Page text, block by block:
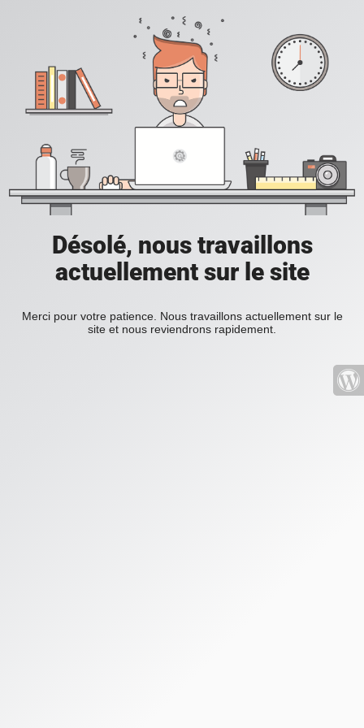
Désolé, nous travaillons
actuellement sur le site
Merci pour votre patience. Nous travaillons actuellement sur le
site et nous reviendrons rapidement.